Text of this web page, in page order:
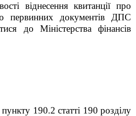
віднесення квитанції про
первинних документів ДПС
до Міністерства фінансів
пункту 190.2 статті 190 розділу